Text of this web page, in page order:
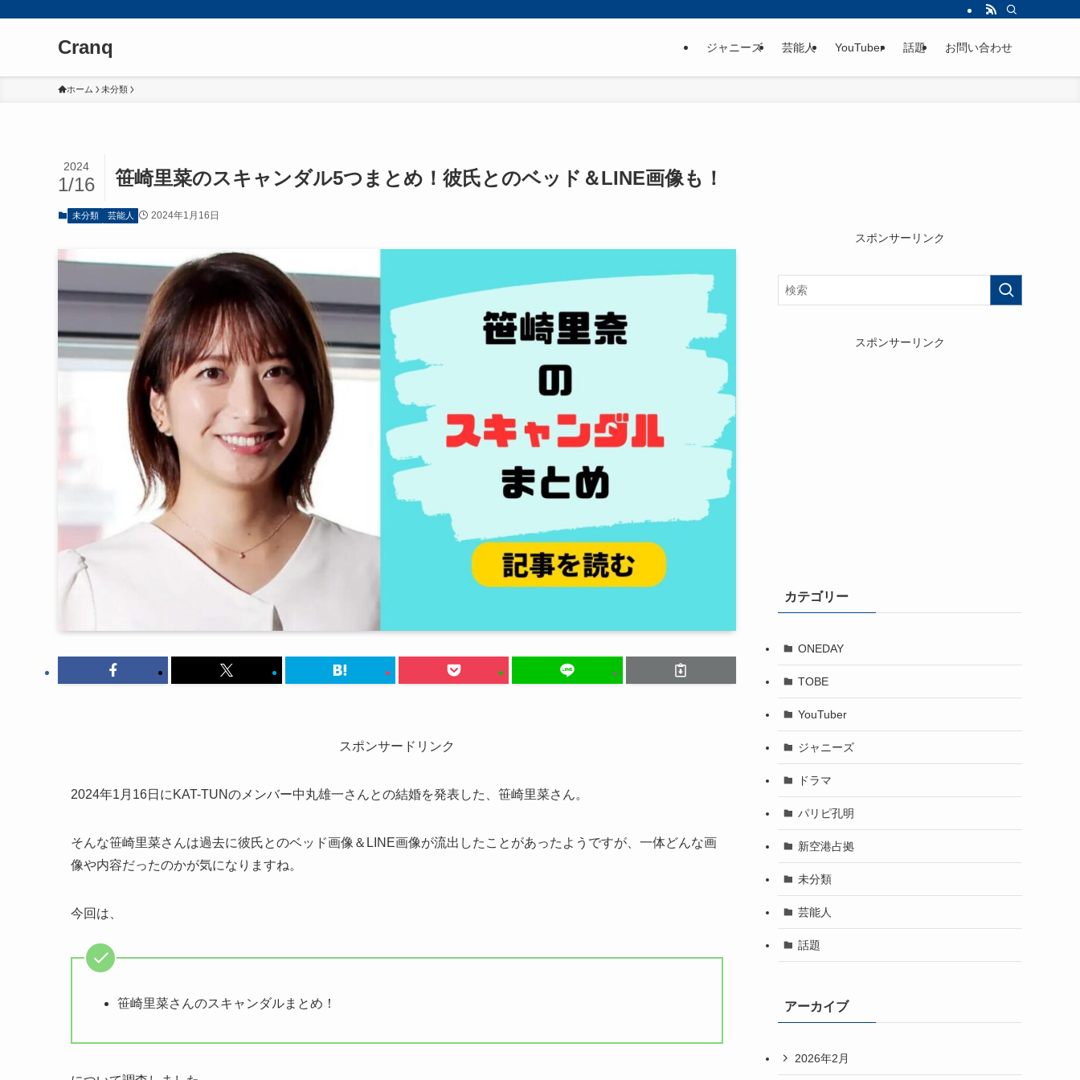
Cranq ジャニーズ 芸能人 YouTuber 話題 お問い合わせ
ホーム 未分類
笹崎里菜のスキャンダル5つまとめ！彼氏とのベッド＆LINE画像も！
2024
1/16
未分類 芸能人 2024年1月16日
スポンサードリンク
2024年1月16日にKAT-TUNのメンバー中丸雄一さんとの結婚を発表した、笹崎里菜さん。
そんな笹崎里菜さんは過去に彼氏とのベッド画像＆LINE画像が流出したことがあったようですが、一体どんな画
像や内容だったのかが気になりますね。
今回は、
笹崎里菜さんのスキャンダルまとめ！
スポンサーリンク
スポンサーリンク
カテゴリー
ONEDAY
TOBE
YouTuber
ジャニーズ
ドラマ
パリピ孔明
新空港占拠
未分類
芸能人
話題
アーカイブ
2026年2月